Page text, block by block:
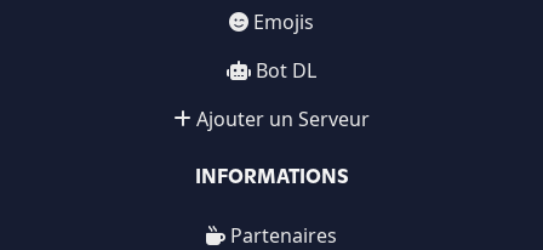
Emojis
Bot DL
Ajouter un Serveur
INFORMATIONS
Partenaires